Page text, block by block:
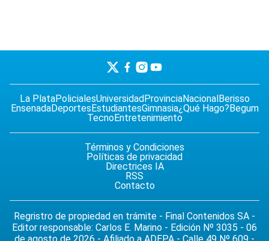
La PlataPolicialesUniversidadProvinciaNacionalBerisso
EnsenadaDeportesEstudiantesGimnasia¿Qué Hago?Begum
TecnoEntretenimiento
Términos y Condiciones
Políticas de privacidad
Directrices IA
RSS
Contacto
Regristro de propiedad en trámite - Final Contenidos SA -
Editor responsable: Carlos E. Marino - Edición Nº 3035 - 06
de agosto de 2026 - Afiliado a ADEPA - Calle 49 Nº 609 -